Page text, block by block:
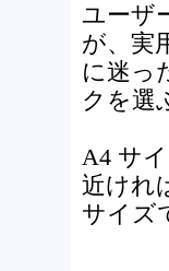
ユーザ
が、実
に迷っ
クを選
A4 サ
近けれ
サイズ